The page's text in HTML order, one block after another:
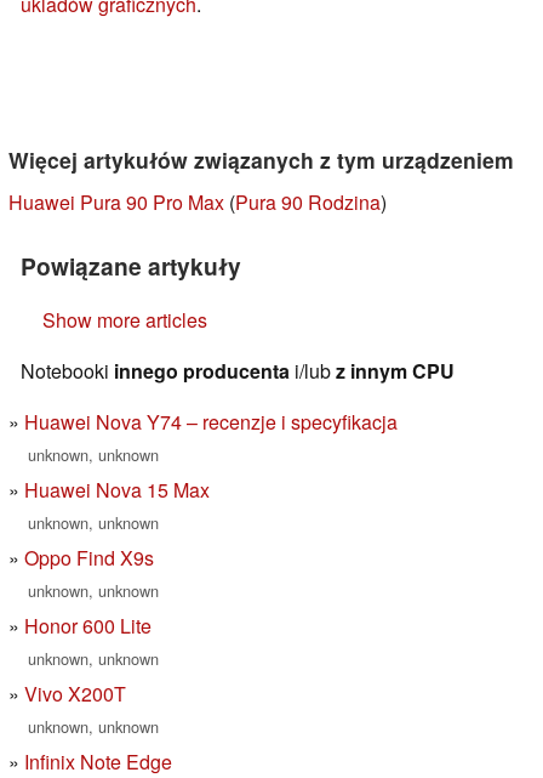
Więcej artykułów związanych z tym urządzeniem
Huawei Pura 90 Pro Max (Pura 90 Rodzina)
Powiązane artykuły
Show more articles
Notebooki innego producenta i/lubz innym CPU
Huawei Nova Y74 – recenzje i specyfikacja
unknown, unknown
Huawei Nova 15 Max
unknown, unknown
Oppo Find X9s
unknown, unknown
Honor 600 Lite
unknown, unknown
Vivo X200T
unknown, unknown
Infinix Note Edge